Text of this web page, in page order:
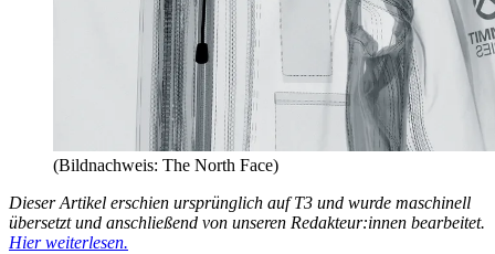
(Bildnachweis: The North Face)
Dieser Artikel erschien ursprünglich auf T3 und wurde maschinell
übersetzt und anschließend von unseren Redakteur:innen bearbeitet.
Hier weiterlesen.